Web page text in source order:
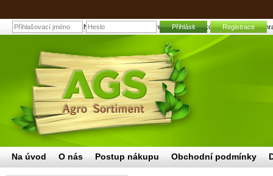
ELYSEE THINSULATE Čepice zimní reflexní žlutá velikost univerzální |
Přihlásit Registrace
Na úvod O nás Postup nákupu Obchodní podmínky